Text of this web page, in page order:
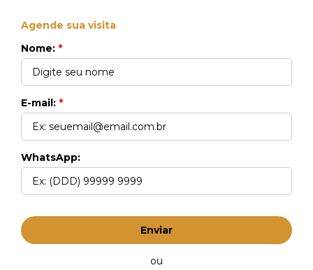
41 99270-3712
Whats Venda
Agende sua visita
Nome: *
E-mail: *
WhatsApp:
Enviar
ou